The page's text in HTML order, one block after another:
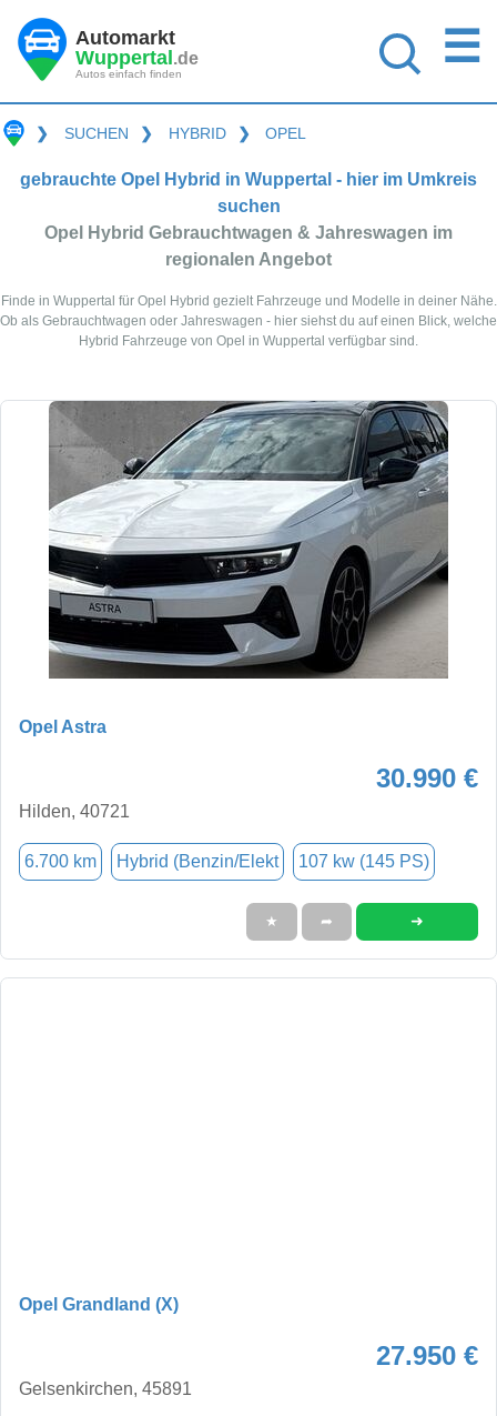
Automarkt
Wuppertal.de
Autos einfach finden
☰
❯ SUCHEN ❯ HYBRID ❯ OPEL
gebrauchte Opel Hybrid in Wuppertal - hier im Umkreis
suchen
Opel Hybrid Gebrauchtwagen & Jahreswagen im
regionalen Angebot
Finde in Wuppertal für Opel Hybrid gezielt Fahrzeuge und Modelle in deiner Nähe.
Ob als Gebrauchtwagen oder Jahreswagen - hier siehst du auf einen Blick, welche
Hybrid Fahrzeuge von Opel in Wuppertal verfügbar sind.
Opel Astra
30.990 €
Hilden, 40721
6.700 km Hybrid (Benzin/Elekt 107 kw (145 PS)
★ ➦ ➜
Opel Grandland (X)
27.950 €
Gelsenkirchen, 45891